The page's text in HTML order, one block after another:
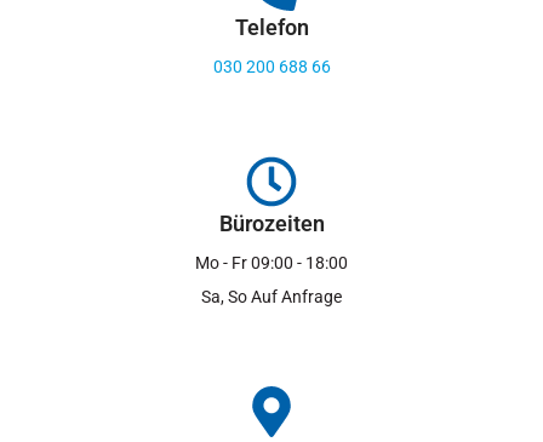
Telefon
030 200 688 66
Bürozeiten
Mo - Fr 09:00 - 18:00
Sa, So Auf Anfrage